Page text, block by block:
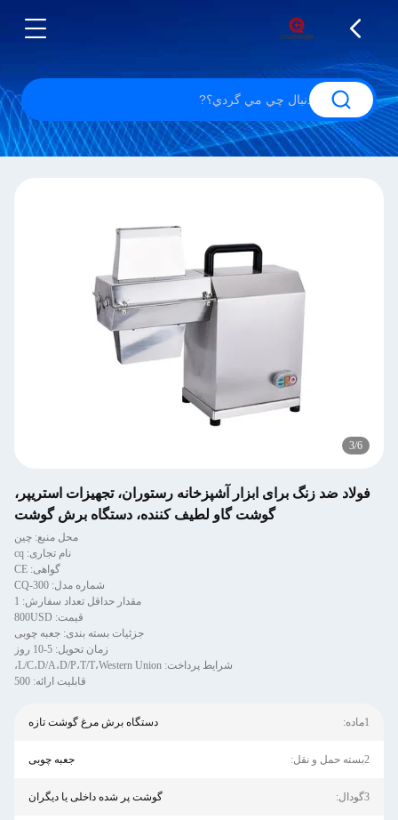
3/6
فولاد ضد زنگ برای ابزار آشپزخانه رستوران، تجهیزات استریپر،
گوشت گاو لطیف کننده، دستگاه برش گوشت
محل منبع: چین
نام تجاری: cq
گواهی: CE
شماره مدل: CQ-300
مقدار حداقل تعداد سفارش: 1
قیمت: 800USD
جزئیات بسته بندی: جعبه چوبی
زمان تحویل: 5-10 روز
شرایط پرداخت: L/C،D/A،D/P،T/T،Western Union،
قابلیت ارائه: 500
1ماده: دستگاه برش مرغ گوشت تازه
2بسته حمل و نقل: جعبه چوبی
3گودال: گوشت پر شده داخلی یا دیگران